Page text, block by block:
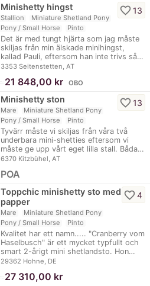
Minishetty hingst
Stallion
Miniature Shetland Pony
Pony / Small Horse
Pinto
Det är med tungt hjärta som jag måste
skiljas från min älskade minihingst,
kallad Pauli, eftersom han inte trivs så…
3353 Seitenstetten, AT
favorite_border13
21 848,00 kr OBO
Minishetty ston
Mare
Miniature Shetland Pony
Pony / Small Horse
Pinto
Tyvärr måste vi skiljas från våra två
underbara mini-shetties eftersom vi
måste ge upp vårt eget lilla stall. Båda…
6370 Kitzbühel, AT
favorite_border13
POA
Toppchic minishetty sto med
papper
Mare
Miniature Shetland Pony
Pony / Small Horse
Pinto
Kvalitet har ett namn..... "Cranberry vom
Haselbusch" är ett mycket typfullt och
smart 2-årigt mini shetlandsto. Hon…
29362 Hohne, DE
favorite_border4
27 310,00 kr